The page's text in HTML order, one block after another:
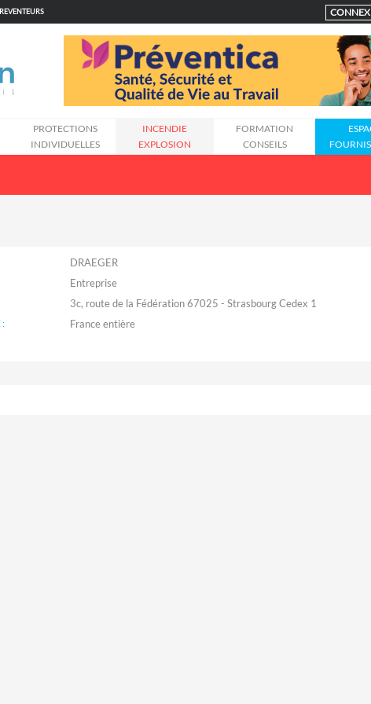
PROTECTIONS
INDIVIDUELLES
INCENDIE
EXPLOSION
FORMATION
CONSEILS
DRAEGER
Entreprise
3c, route de la Fédération 67025 - Strasbourg Cedex 1
: